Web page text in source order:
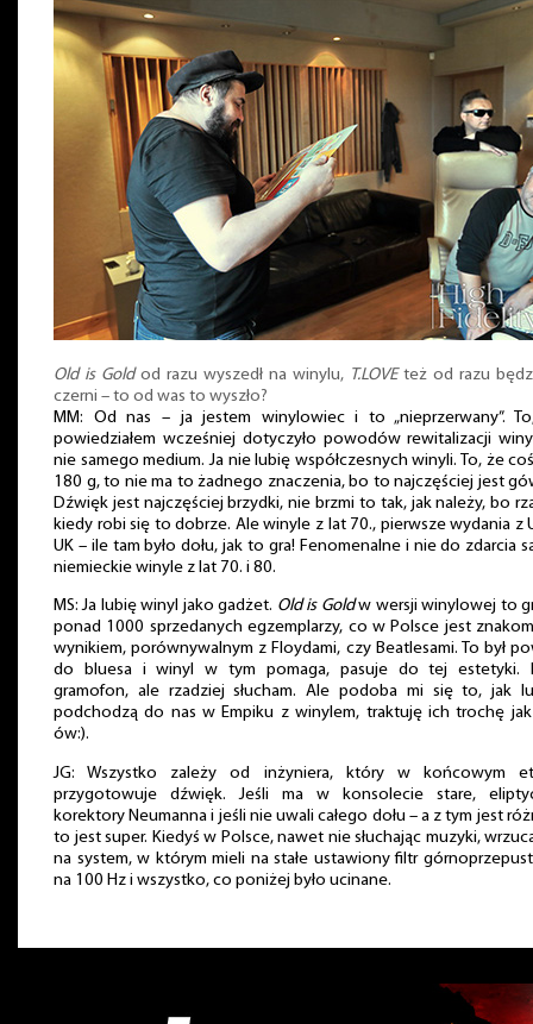
Old is Goldod razu wyszedł na winylu, T.LOVEteż od razu
czerni – to od was to wyszło?
MM: Od nas – ja jestem winylowiec i to „nieprzerwany”.
powiedziałem wcześniej dotyczyło powodów rewitalizacji
nie samego medium. Ja nie lubię współczesnych winyli. To, że
180 g, to nie ma to żadnego znaczenia, bo to najczęściej jest
Dźwięk jest najczęściej brzydki, nie brzmi to tak, jak należy, bo
kiedy robi się to dobrze. Ale winyle z lat 70., pierwsze wydania z
UK – ile tam było dołu, jak to gra! Fenomenalne i nie do zdarcia
niemieckie winyle z lat 70. i 80.
MS: Ja lubię winyl jako gadżet. Old is Goldw wersji winylowej to
ponad 1000 sprzedanych egzemplarzy, co w Polsce jest
wynikiem, porównywalnym z Floydami, czy Beatlesami. To był
do bluesa i winyl w tym pomaga, pasuje do tej estetyki.
gramofon, ale rzadziej słucham. Ale podoba mi się to, jak
podchodzą do nas w Empiku z winylem, traktuję ich trochę jak
ów:).
JG: Wszystko zależy od inżyniera, który w końcowym
przygotowuje dźwięk. Jeśli ma w konsolecie stare,
korektory Neumanna i jeśli nie uwali całego dołu – a z tym jest
to jest super. Kiedyś w Polsce, nawet nie słuchając muzyki,
na system, w którym mieli na stałe ustawiony filtr
na 100 Hz i wszystko, co poniżej było ucinane.